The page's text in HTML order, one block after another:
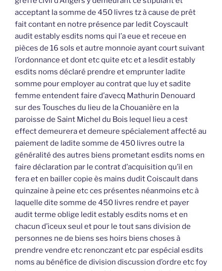
acceptant la somme de 450 livres tz à cause de prêt
fait contant en notre présence par ledit Coyscault
audit estably esdits noms qui l’a eue et receue en
pièces de 16 sols et autre monnoie ayant court suivant
l’ordonnance et dont etc quite etc et a lesdit estably
esdits noms déclaré prendre et emprunter ladite
somme pour employer au contrat que luy et sadite
femme entendent faire d’avecq Mathurin Denouard
sur des Tousches du lieu de la Chouanière en la
paroisse de Saint Michel du Bois lequel lieu a cest
effect demeurera et demeure spécialement affecté au
paiement de ladite somme de 450 livres outre la
généralité des autres biens prometant esdits noms en
faire déclaration par le contrat d’acquisition qu’il en
fera et en bailler copie ès mains dudit Coiscault dans
quinzaine à peine etc ces présentes néanmoins etc à
laquelle dite somme de 450 livres rendre et payer
audit terme oblige ledit estably esdits noms et en
chacun d’iceux seul et pour le tout sans division de
personnes ne de biens ses hoirs biens choses à
prendre vendre etc renonczant etc par espécial esdits
noms au bénéfice de division discussion d’ordre etc foy